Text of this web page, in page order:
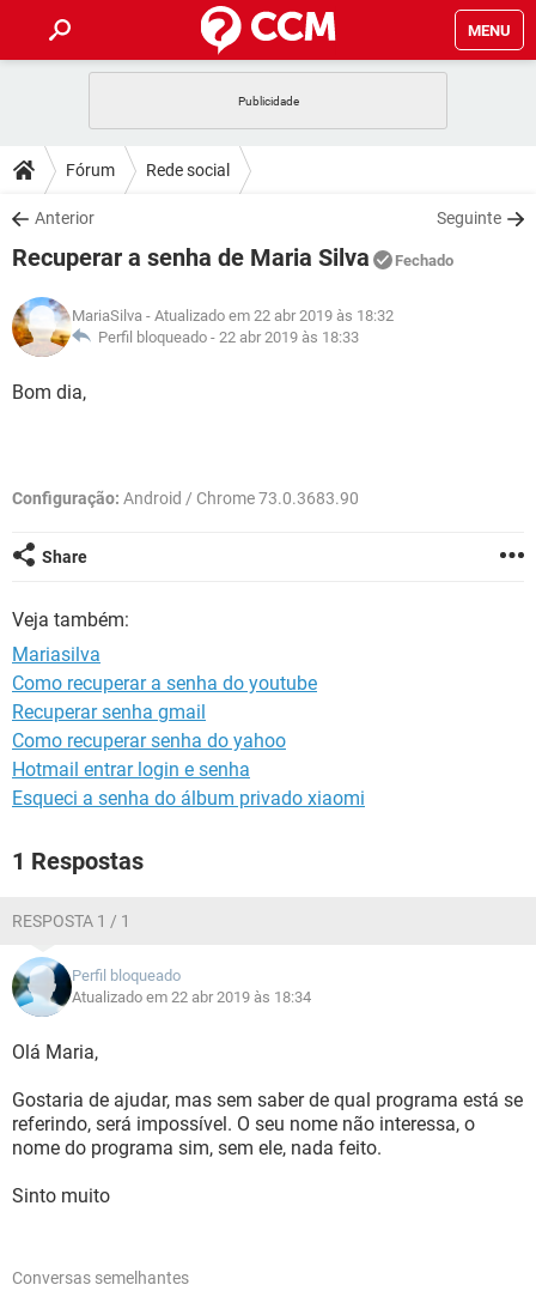
MENU
CELULAR
OUTLOOK
INSTAGRAM GMAIL
GUIA DE COMPRAS
DICAS
JOGOS
INSTAGRAM GMAIL
GUIA DE COMPRAS
DOWNLOADS
JOGOS WHATSAPP
CELULAR
OUTLOOK EXCEL
INSTAGRAM
FÓRUM
JOGOS WHATSAPP
CELULAR
OUTLOOK
GLOSSÁRIO
JOGOS
INSTAGRAM GMAIL
GUIA DE COMPRAS
Fórum Rede social
Anterior Seguinte
Recuperar a senha de Maria Silva Fechado
MariaSilva - Atualizado em 22 abr 2019 às 18:32
Perfil bloqueado - 22 abr 2019 às 18:33
Bom dia,
Configuração: Android / Chrome 73.0.3683.90
Share
Veja também:
Mariasilva
Como recuperar a senha do youtube
Recuperar senha gmail
Como recuperar senha do yahoo
Hotmail entrar login e senha
Esqueci a senha do álbum privado xiaomi
1 Respostas
RESPOSTA 1 / 1
Perfil bloqueado
Atualizado em 22 abr 2019 às 18:34
Olá Maria,
Gostaria de ajudar, mas sem saber de qual programa está se
referindo, será impossível. O seu nome não interessa, o
nome do programa sim, sem ele, nada feito.
Sinto muito
Conversas semelhantes